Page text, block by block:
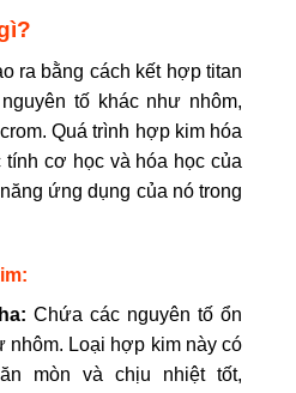
ra bằng cách kết hợp titan
tố khác như nhôm,
Quá trình hợp kim hóa
cơ học và hóa học của
ứng dụng của nó trong
Chứa các nguyên tố ổn
nhôm. Loại hợp kim này có
mòn và chịu nhiệt tốt,